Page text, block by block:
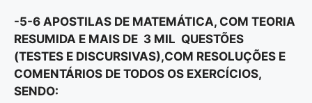
-5-6 APOSTILAS DE MATEMÁTICA, COM TEORIA
RESUMIDA E MAIS DE 3 MIL QUESTÕES
(TESTES E DISCURSIVAS),COM RESOLUÇÕES E
COMENTÁRIOS DE TODOS OS EXERCÍCIOS,
SENDO: